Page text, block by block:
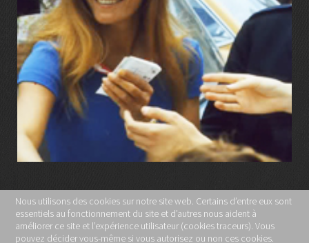
LIRE LA SUITE
MENTIONS LÉGALES
POLITIQUE DE CONFIDENTIALITÉ
Nous utilisons des cookies sur notre site web. Certains d’entre eux sont
essentiels au fonctionnement du site et d’autres nous aident à
améliorer ce site et l’expérience utilisateur (cookies traceurs). Vous
pouvez décider vous-même si vous autorisez ou non ces cookies.